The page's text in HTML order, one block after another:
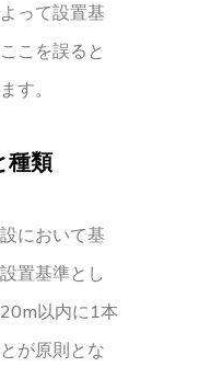
って設置基
こを誤ると
す。
種類
において基
置基準とし
以内に1本
が原則とな